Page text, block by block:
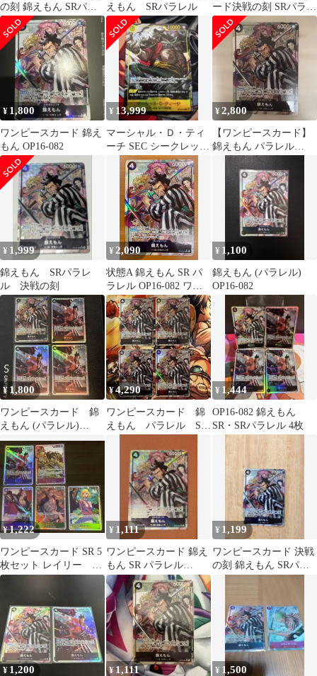
の刻 錦えもん SRパラ
レル
えもん SRパラレル
ード決戦の刻 SRパラレ
ル錦えもん
¥ 1,800
ワンピースカード 錦え
もん OP16-082
¥ 13,999
マーシャル・Ｄ・ティ
ーチ SEC シークレッ
ト パラレル
¥2,800
【ワンピースカード】
錦えもん パラレル
OP16-082
¥ 1,999
錦えもん SRパラレ
ル 決戦の刻
¥ 2,090
状態A 錦えもん SR パ
ラレル OP16-082 ワン
ピースカード
ONEPIECE
¥ 1,100
錦えもん (パラレル)
OP16-082
¥ 1,800
ワンピースカード 錦
えもん (パラレル)
OP16-082 ４枚セット
SR
¥4,290
ワンピースカード 錦
えもん パラレル SR
¥ 1,444
OP16-082 錦えもん
SR・SRパラレル 4枚
¥1,222
ワンピースカード SR 5
枚セット レイリー ロ
ジャー シャンクス
ステューシー
¥ 1,111
ワンピースカード 錦え
もん SR パラレル
OP16-082
¥ 1,199
ワンピースカード 決戦
の刻 錦えもん SRパラ
¥ 1,200 ¥1,111 ¥ 1,500